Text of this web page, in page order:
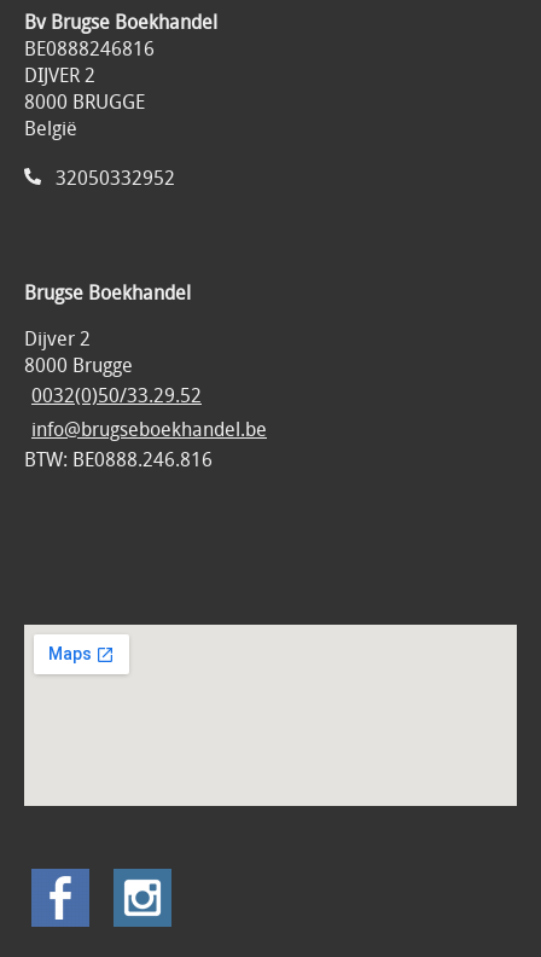
Bv Brugse Boekhandel
BE0888246816
DIJVER 2
8000 BRUGGE
België
32050332952
Brugse Boekhandel
Dijver 2
8000 Brugge
0032(0)50/33.29.52
info@brugseboekhandel.be
BTW: BE0888.246.816